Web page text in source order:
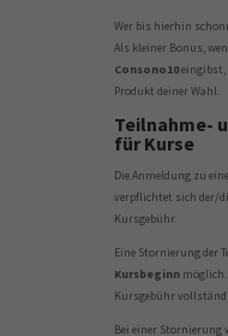
Wer bis hierhin
Als kleiner Bonus,
Consono10eingibst,
Produkt deiner Wahl.
Teilnahme-
für Kurse
Die Anmeldung zu
verpflichtet sich der/
Kursgebühr.
Eine Stornierung der
Kursbeginnmöglich.
Kursgebühr
Bei einer Stornierung